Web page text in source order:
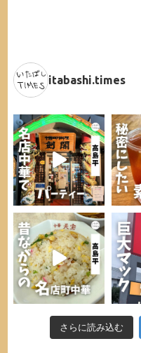
itabashi.times
さらに読み込む